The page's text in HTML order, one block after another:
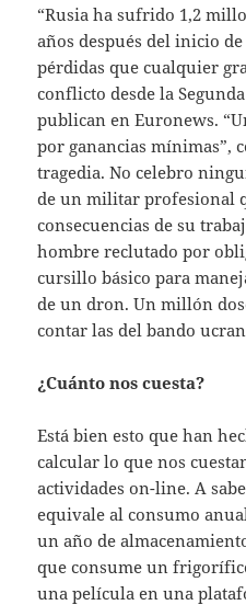
“Rusia ha sufrido 1,2
años después del inicio
pérdidas que cualquier
conflicto desde la
publican en Euronews.
por ganancias mínimas”,
tragedia. No celebro
de un militar profesional
consecuencias de su
hombre reclutado por
cursillo básico para
de un dron. Un millón
contar las del bando
¿Cuánto nos cuesta?
Está bien esto que han
calcular lo que nos
actividades on-line. A
equivale al consumo
un año de
que consume un
una película en una